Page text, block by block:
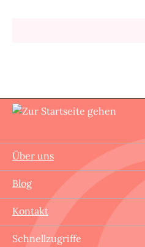
Über uns
Blog
Kontakt
Schnellzugriffe